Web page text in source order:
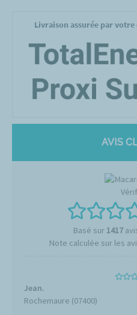
Livraison assurée par
AVIS
Basé sur 1417
Note calculée sur les
Jean.
Rochemaure (07400)